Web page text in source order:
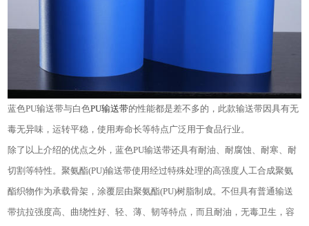
蓝色PU输送带与白色PU输送带的性能都是差不多的，此款输送带因具有无
毒无异味，运转平稳，使用寿命长等特点广泛用于食品行业。
除了以上介绍的优点之外，蓝色PU输送带还具有耐油、耐腐蚀、耐寒、耐
切割等特性。聚氨酯(PU)输送带使用经过特殊处理的高强度人工合成聚氨
酯织物作为承载骨架，涂覆层由聚氨酯(PU)树脂制成。不但具有普通输送
带抗拉强度高、曲绕性好、轻、薄、韧等特点，而且耐油，无毒卫生，容